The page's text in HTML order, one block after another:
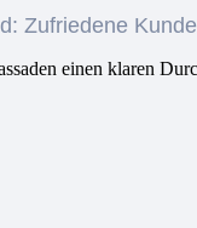
Zufriedene
einen klaren